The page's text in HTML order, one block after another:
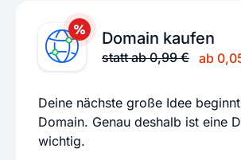
Domain kaufen
statt ab 0,99 € ab
Deine nächste große Idee
Domain. Genau deshalb ist eine
wichtig.